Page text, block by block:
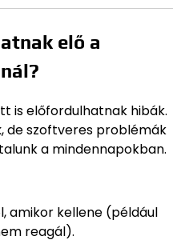
elő a
is előfordulhatnak hibák.
, de szoftveres problémák
a mindennapokban.
amikor kellene (például
reagál).